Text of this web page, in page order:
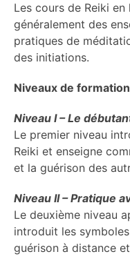
Les cours de Reiki
généralement des
pratiques de
des initiations.
Niveaux de
Niveau I – Le
Le premier niveau
Reiki et enseigne
et la guérison des
Niveau II – Pratique
Le deuxième niveau
introduit les
guérison à distance